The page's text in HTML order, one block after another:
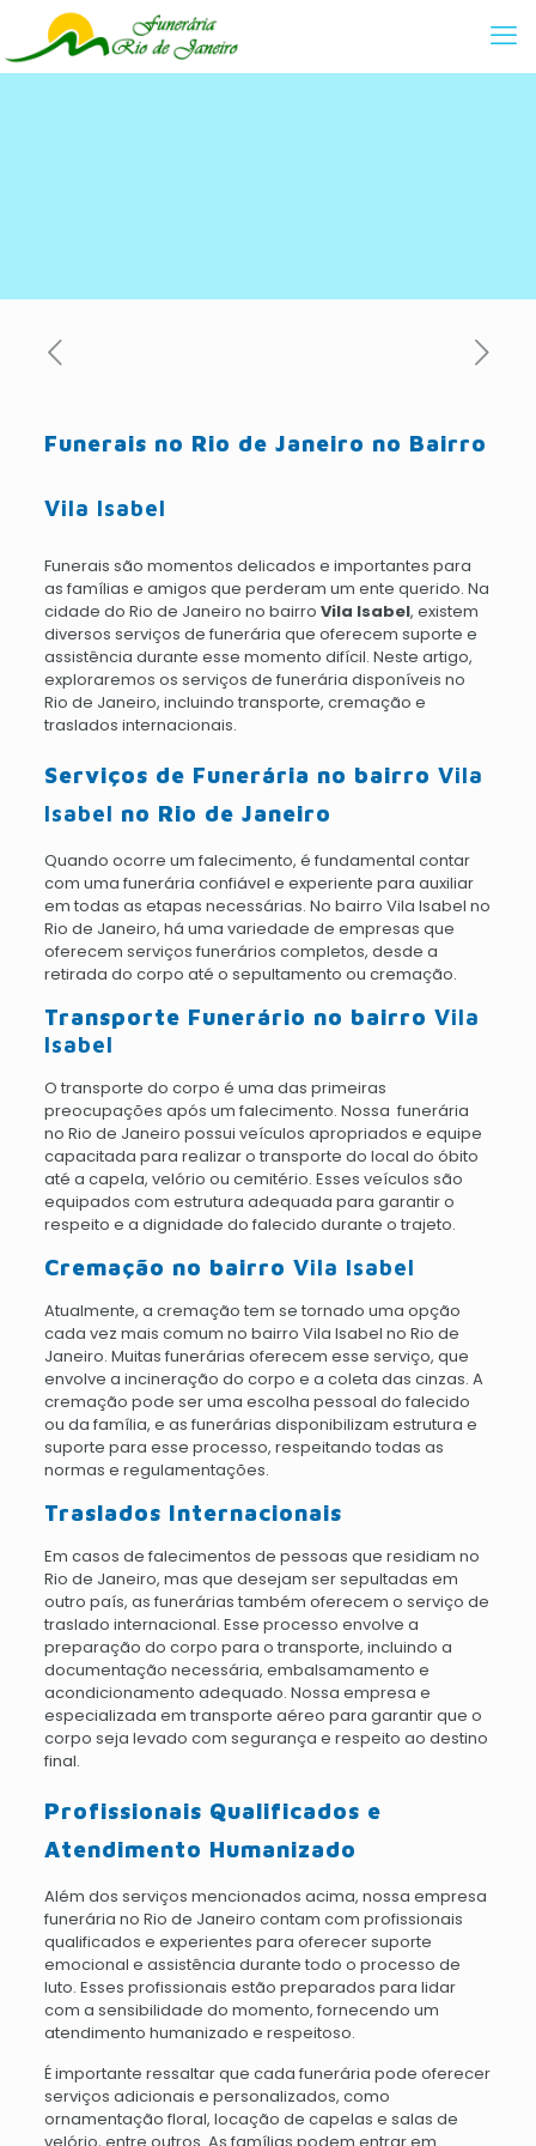
Funerais no Rio de Janeiro no Bairro
Vila Isabel
Funerais são momentos delicados e importantes para
as famílias e amigos que perderam um ente querido. Na
cidade do Rio de Janeiro no bairro Vila Isabel, existem
diversos serviços de funerária que oferecem suporte e
assistência durante esse momento difícil. Neste artigo,
exploraremos os serviços de funerária disponíveis no
Rio de Janeiro, incluindo transporte, cremação e
traslados internacionais.
Serviços de Funerária no bairro Vila
Isabel no Rio de Janeiro
Quando ocorre um falecimento, é fundamental contar
com uma funerária confiável e experiente para auxiliar
em todas as etapas necessárias. No bairro Vila Isabel no
Rio de Janeiro, há uma variedade de empresas que
oferecem serviços funerários completos, desde a
retirada do corpo até o sepultamento ou cremação.
Transporte Funerário no bairro Vila
Isabel
O transporte do corpo é uma das primeiras
preocupações após um falecimento. Nossa funerária
no Rio de Janeiro possui veículos apropriados e equipe
capacitada para realizar o transporte do local do óbito
até a capela, velório ou cemitério. Esses veículos são
equipados com estrutura adequada para garantir o
respeito e a dignidade do falecido durante o trajeto.
Cremação no bairro Vila Isabel
Atualmente, a cremação tem se tornado uma opção
cada vez mais comum no bairro Vila Isabel no Rio de
Janeiro. Muitas funerárias oferecem esse serviço, que
envolve a incineração do corpo e a coleta das cinzas. A
cremação pode ser uma escolha pessoal do falecido
ou da família, e as funerárias disponibilizam estrutura e
suporte para esse processo, respeitando todas as
normas e regulamentações.
Traslados Internacionais
Em casos de falecimentos de pessoas que residiam no
Rio de Janeiro, mas que desejam ser sepultadas em
outro país, as funerárias também oferecem o serviço de
traslado internacional. Esse processo envolve a
preparação do corpo para o transporte, incluindo a
documentação necessária, embalsamamento e
acondicionamento adequado. Nossa empresa e
especializada em transporte aéreo para garantir que o
corpo seja levado com segurança e respeito ao destino
final.
Profissionais Qualificados e
Atendimento Humanizado
Além dos serviços mencionados acima, nossa empresa
funerária no Rio de Janeiro contam com profissionais
qualificados e experientes para oferecer suporte
emocional e assistência durante todo o processo de
luto. Esses profissionais estão preparados para lidar
com a sensibilidade do momento, fornecendo um
atendimento humanizado e respeitoso.
É importante ressaltar que cada funerária pode oferecer
serviços adicionais e personalizados, como
ornamentação floral, locação de capelas e salas de